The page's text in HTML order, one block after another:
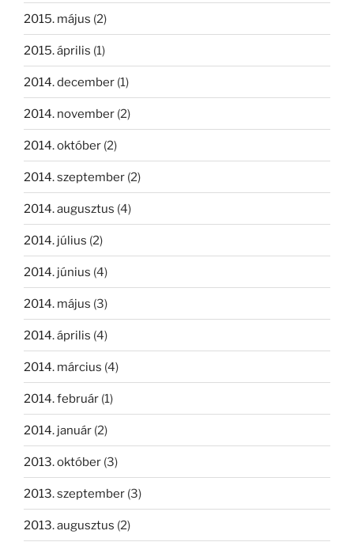
2015. május (2)
2015. április (1)
2014. december (1)
2014. november (2)
2014. október (2)
2014. szeptember (2)
2014. augusztus (4)
2014. július (2)
2014. június (4)
2014. május (3)
2014. április (4)
2014. március (4)
2014. február (1)
2014. január (2)
2013. október (3)
2013. szeptember (3)
2013. augusztus (2)